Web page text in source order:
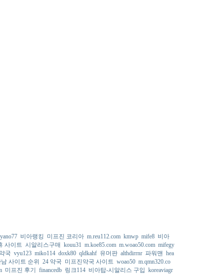
yano77 비아랭킹 미프진 코리아 m.reu112.com kmwp mife8 비아
사이트 시알리스구매 kouu31 m.koe85.com m.woao50.com mifegy
국 vyu123 miko114 doxk80 qldkahf 유머판 althdirrnr 파워맨 hea
남 사이트 순위 24 약국 미프진약국 사이트 woao50 m.qmn320.co
미프진 후기 financedb 링크114 비아탑-시알리스 구입 koreaviagr